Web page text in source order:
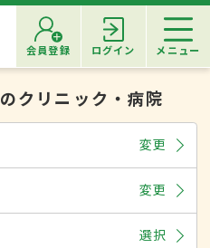
会員登録 ログイン メニュー
のクリニック・病院
変更
変更
選択